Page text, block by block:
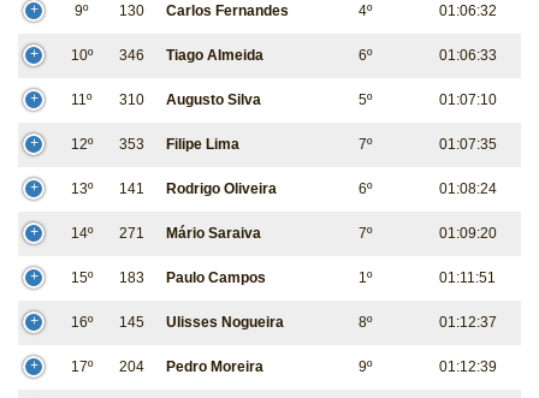
9º 130 Carlos Fernandes 4º 01:06:32
10º 346 Tiago Almeida 6º 01:06:33
11º 310 Augusto Silva 5º 01:07:10
12º 353 Filipe Lima 7º 01:07:35
13º 141 Rodrigo Oliveira 6º 01:08:24
14º 271 Mário Saraiva 7º 01:09:20
15º 183 Paulo Campos 1º 01:11:51
16º 145 Ulisses Nogueira 8º 01:12:37
17º 204 Pedro Moreira 9º 01:12:39